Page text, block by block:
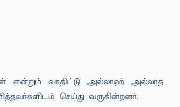
என்றும் வாதிட்டு அல்லாஹ் அல்லாத
செய்து வருகின்றனர்.